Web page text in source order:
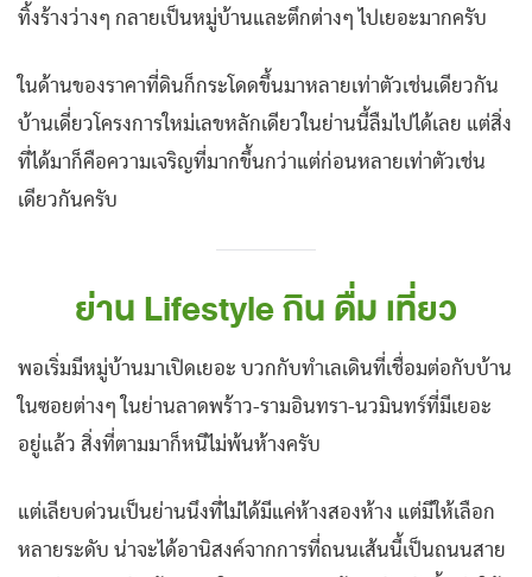
ทิ้งร้างว่างๆ กลายเป็นหมู่บ้านและตึกต่างๆ ไปเยอะมากครับ
ในด้านของราคาที่ดินก็กระโดดขึ้นมาหลายเท่าตัวเช่นเดียวกัน
บ้านเดี่ยวโครงการใหม่เลขหลักเดียวในย่านนี้ลืมไปได้เลย แต่สิ่ง
ที่ได้มาก็คือความเจริญที่มากขึ้นกว่าแต่ก่อนหลายเท่าตัวเช่น
เดียวกันครับ
ย่าน Lifestyle กิน ดื่ม เที่ยว
พอเริ่มมีหมู่บ้านมาเปิดเยอะ บวกกับทำเลเดินที่เชื่อมต่อกับบ้าน
ในซอยต่างๆ ในย่านลาดพร้าว-รามอินทรา-นวมินทร์ที่มีเยอะ
อยู่แล้ว สิ่งที่ตามมาก็หนีไม่พ้นห้างครับ
แต่เลียบด่วนเป็นย่านนึงที่ไม่ได้มีแค่ห้างสองห้าง แต่มีให้เลือก
หลายระดับ น่าจะได้อานิสงค์จากการที่ถนนเส้นนี้เป็นถนนสาย